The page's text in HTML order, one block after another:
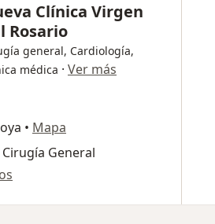
Clínica Virgen
Rosario
general, Cardiología,
médica · Ver más
• Mapa
General